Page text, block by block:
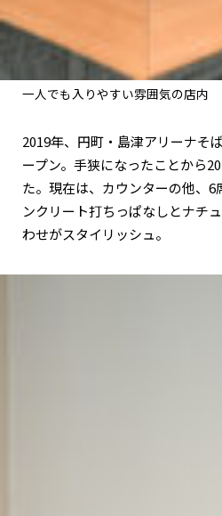
一人でも入りやすい雰囲気の店内
2019年、円町・島津アリーナそ
ープン。手狭になったことから
た。現在は、カウンターの他、6
ンクリート打ちっぱなしとナチ
わせがスタイリッシュ。